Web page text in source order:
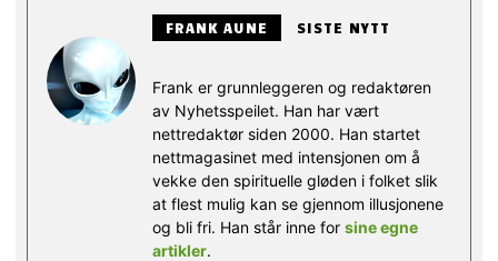
FRANK AUNE SISTE NYTT
Frank er grunnleggeren og redaktøren
av Nyhetsspeilet. Han har vært
nettredaktør siden 2000. Han startet
nettmagasinet med intensjonen om å
vekke den spirituelle gløden i folket slik
at flest mulig kan se gjennom illusjonene
og bli fri. Han står inne forsine egne
artikler.